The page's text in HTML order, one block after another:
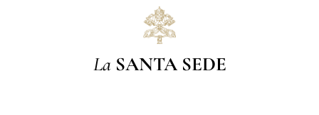
La SANTA SEDE